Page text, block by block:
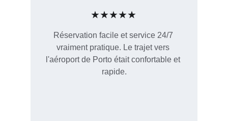
Réservation facile et service 24/7
vraiment pratique. Le trajet vers
l'aéroport de Porto était confortable et
rapide.
★★★★★